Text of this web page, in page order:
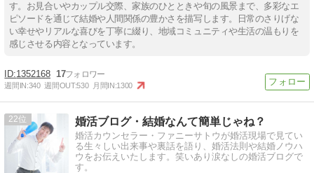
す。お見合いやカップル交際、家族のひとときや旬の風景まで、多彩なエ
ピソードを通じて結婚や人間関係の豊かさを描写します。日常のさりげな
い幸せやリアルな喜びを丁寧に綴り、地域コミュニティや生活の温もりを
感じさせる内容となっています。
1352168 17
週間IN:340 週間OUT:530 月間IN:1300
22 婚活ブログ・結婚なんて簡単じゃね？
婚活カウンセラー・ファニーサトウが婚活現場で見てい
る生々しい出来事や裏話を語り、婚活法則や結婚ノウハ
ウをお伝えいたします。笑いあり涙なしの婚活ブログで
す。